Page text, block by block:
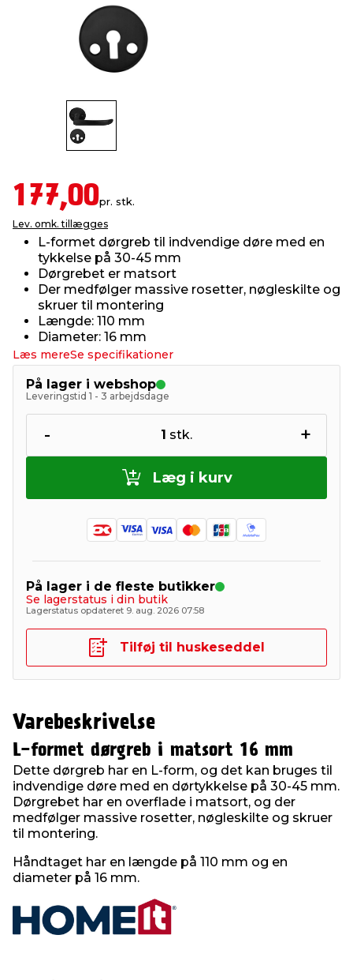
& ukrudt
& sikkerhed
& standere
& syltning
udendørs spa
177,00pr. stk.
Lev. omk. tillægges
L-formet dørgreb til indvendige døre med en
tykkelse på 30-45 mm
Dørgrebet er matsort
Der medfølger massive rosetter, nøgleskilte og
skruer til montering
Længde: 110 mm
Diameter: 16 mm
Læs mereSe specifikationer
På lager i webshop
Leveringstid 1 - 3 arbejdsdage
- 1 stk. +
Læg i kurv
På lager i de fleste butikker
Se lagerstatus i din butik
Lagerstatus opdateret 9. aug. 2026 07:58
Tilføj til huskeseddel
Varebeskrivelse
L-formet dørgreb i matsort 16 mm
Dette dørgreb har en L-form, og det kan bruges til
indvendige døre med en dørtykkelse på 30-45 mm.
Dørgrebet har en overflade i matsort, og der
medfølger massive rosetter, nøgleskilte og skruer
til montering.
Håndtaget har en længde på 110 mm og en
diameter på 16 mm.